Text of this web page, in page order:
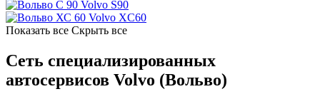
Volvo S90
Volvo XC60
Показать все Скрыть все
Сеть специализированных
автосервисов Volvo (Вольво)